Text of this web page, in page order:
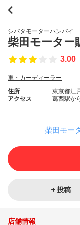
シバタモーターハンバイ
柴田モーター
3.00
車・カーディーラー
住所
東京都江
アクセス
葛西駅か
柴田モー
投稿
店舗情報